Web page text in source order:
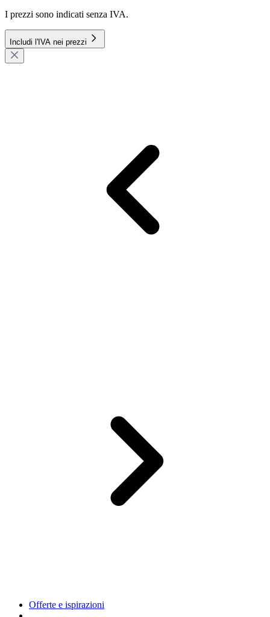
I prezzi sono indicati senza IVA.
Includi l'IVA nei prezzi
Offerte e ispirazioni